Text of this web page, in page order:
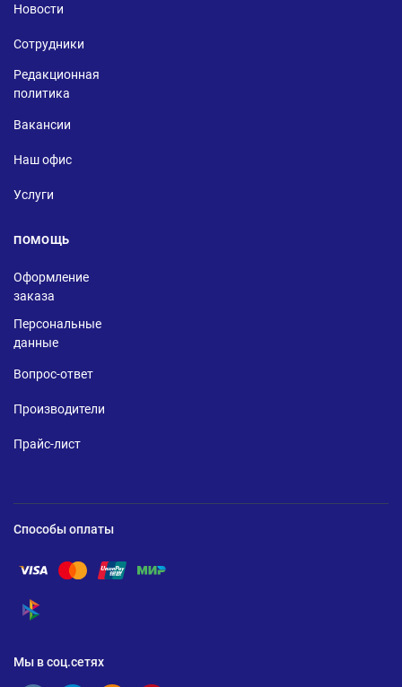
Новости
Сотрудники
Редакционная
политика
Вакансии
Наш офис
Услуги
ПОМОЩЬ
Оформление
заказа
Персональные
данные
Вопрос-ответ
Производители
Прайс-лист
Способы оплаты
Помощь по оплате Visa
Помощь по оплате Mastercard
Помощь по оплате UnionPay
Помощь по оплате Мир
Помощь по оплате СБП
Мы в соц.сетях